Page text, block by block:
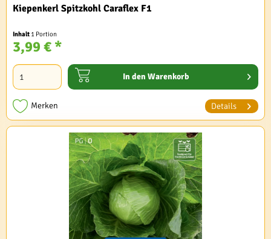
Kiepenkerl Spitzkohl Caraflex F1
Inhalt 1 Portion
3,99 € *
In den Warenkorb
Merken Details